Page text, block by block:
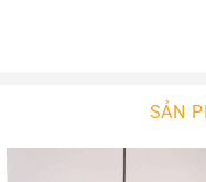
phú về kiểu dáng
xinh đẹp. Với công
không gian của
SẢN